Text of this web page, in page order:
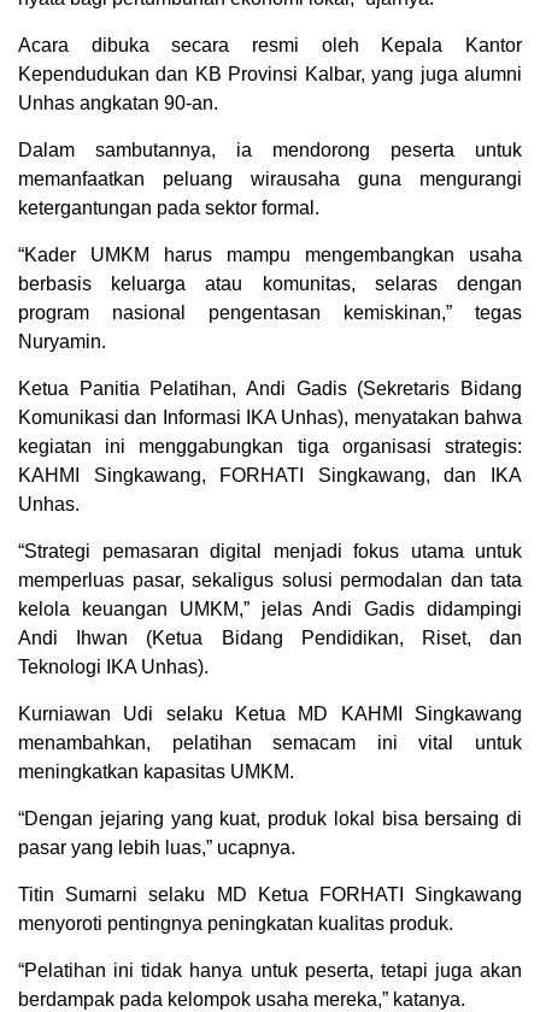
Acara dibuka secara resmi oleh Kepala Kantor
Kependudukan dan KB Provinsi Kalbar, yang juga alumni
Unhas angkatan 90-an.
Dalam sambutannya, ia mendorong peserta untuk
memanfaatkan peluang wirausaha guna mengurangi
ketergantungan pada sektor formal.
“Kader UMKM harus mampu mengembangkan usaha
berbasis keluarga atau komunitas, selaras dengan
program nasional pengentasan kemiskinan,” tegas
Nuryamin.
Ketua Panitia Pelatihan, Andi Gadis (Sekretaris Bidang
Komunikasi dan Informasi IKA Unhas), menyatakan bahwa
kegiatan ini menggabungkan tiga organisasi strategis:
KAHMI Singkawang, FORHATI Singkawang, dan IKA
Unhas.
“Strategi pemasaran digital menjadi fokus utama untuk
memperluas pasar, sekaligus solusi permodalan dan tata
kelola keuangan UMKM,” jelas Andi Gadis didampingi
Andi Ihwan (Ketua Bidang Pendidikan, Riset, dan
Teknologi IKA Unhas).
Kurniawan Udi selaku Ketua MD KAHMI Singkawang
menambahkan, pelatihan semacam ini vital untuk
meningkatkan kapasitas UMKM.
“Dengan jejaring yang kuat, produk lokal bisa bersaing di
pasar yang lebih luas,” ucapnya.
Titin Sumarni selaku MD Ketua FORHATI Singkawang
menyoroti pentingnya peningkatan kualitas produk.
“Pelatihan ini tidak hanya untuk peserta, tetapi juga akan
berdampak pada kelompok usaha mereka,” katanya.